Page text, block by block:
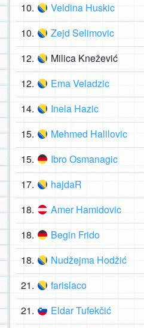
10. Veldina Huskic
10. Zejd Selimovic
12. Milica Knežević
12. Ema Veladzic
14. Inela Hazic
15. Mehmed Halilovic
15. Ibro Osmanagic
17. hajdaR
18. Amer Hamidovic
18. Begin Frido
18. Nudžejma Hodžić
21. farislaco
21. Eldar Tufekčić